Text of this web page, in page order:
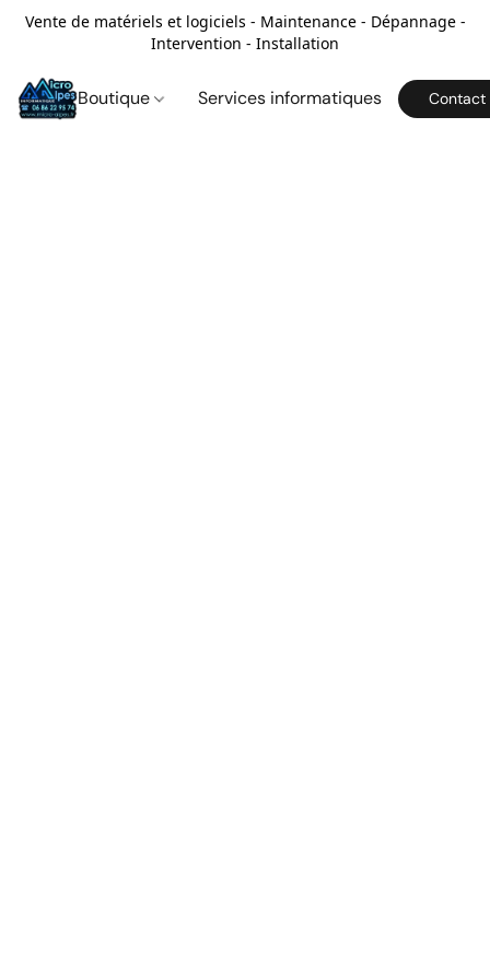
Vente de matériels et logiciels - Maintenance - Dépannage -
Intervention - Installation
Boutique Services informatiques Contact